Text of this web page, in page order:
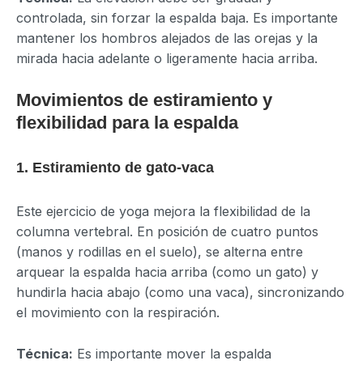
controlada, sin forzar la espalda baja. Es importante
mantener los hombros alejados de las orejas y la
mirada hacia adelante o ligeramente hacia arriba.
Movimientos de estiramiento y
flexibilidad para la espalda
1. Estiramiento de gato-vaca
Este ejercicio de yoga mejora la flexibilidad de la
columna vertebral. En posición de cuatro puntos
(manos y rodillas en el suelo), se alterna entre
arquear la espalda hacia arriba (como un gato) y
hundirla hacia abajo (como una vaca), sincronizando
el movimiento con la respiración.
Técnica: Es importante mover la espalda